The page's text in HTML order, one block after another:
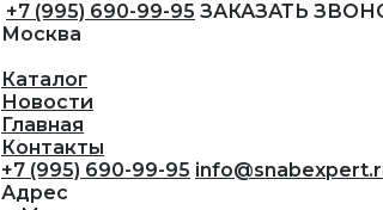
+7 (995) 690-99-95 ЗАКАЗАТЬ
Москва
Каталог
Новости
Главная
Контакты
+7 (995) 690-99-95
Адрес